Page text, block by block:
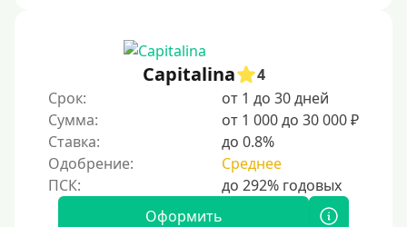
2500 руб
3000 руб
4000 руб
5000 руб
Capitalina
4
Срок:
от 1 до 30 дней
Сумма:
от 1 000 до 30 000 ₽
Ставка:
до 0.8%
Одобрение:
Среднее
Оформить